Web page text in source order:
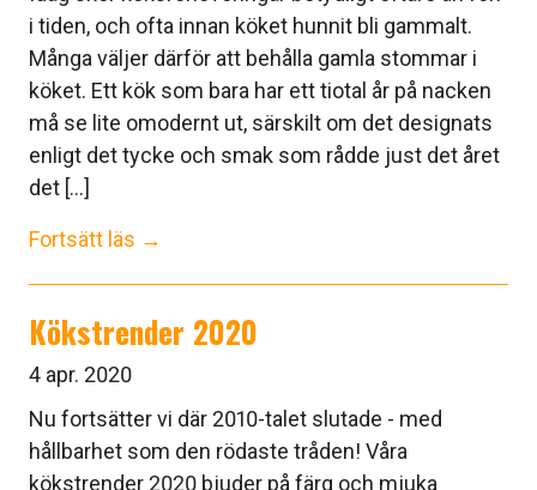
i tiden, och ofta innan köket hunnit bli gammalt.
Många väljer därför att behålla gamla stommar i
köket. Ett kök som bara har ett tiotal år på nacken
må se lite omodernt ut, särskilt om det designats
enligt det tycke och smak som rådde just det året
det [...]
Fortsätt läs →
Kökstrender 2020
4 apr. 2020
Nu fortsätter vi där 2010-talet slutade - med
hållbarhet som den rödaste tråden! Våra
kökstrender 2020 bjuder på färg och mjuka